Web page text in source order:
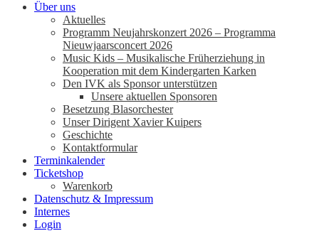
Über uns
Aktuelles
Programm Neujahrskonzert 2026 – Programma
Nieuwjaarsconcert 2026
Music Kids – Musikalische Früherziehung in
Kooperation mit dem Kindergarten Karken
Den IVK als Sponsor unterstützen
Unsere aktuellen Sponsoren
Besetzung Blasorchester
Unser Dirigent Xavier Kuipers
Geschichte
Kontaktformular
Terminkalender
Ticketshop
Warenkorb
Datenschutz & Impressum
Internes
Login